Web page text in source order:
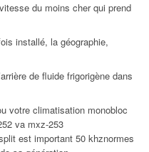
du moins cher qui prend
installé, la géographie,
de fluide frigorigène dans
votre climatisation monobloc
va mxz-253
est important 50 khznormes